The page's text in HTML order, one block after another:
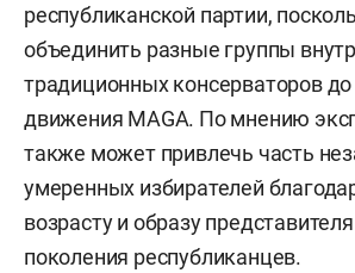
республиканской партии,
объединить разные группы
традиционных консерваторов
движения MAGA. По мнению
также может привлечь часть
умеренных избирателей
возрасту и образу
поколения республиканцев.